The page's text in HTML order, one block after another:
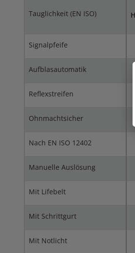
Tauglichkeit (EN ISO)
Signalpfeife
Aufblasautomatik
Reflexstreifen
Ohnmachtsicher
Nach EN ISO 12402
Manuelle Auslösung
Mit Lifebelt
Mit Schrittgurt
Mit Notlicht